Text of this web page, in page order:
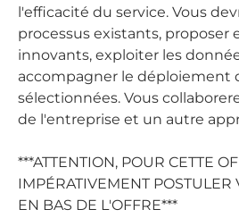
l'efficacité du service. Vous
processus existants, proposer
innovants, exploiter les
accompagner le déploiement
sélectionnées. Vous
de l'entreprise et un autre
***ATTENTION, POUR CETTE
IMPÉRATIVEMENT POSTULER
EN BAS DE L'OFFRE***